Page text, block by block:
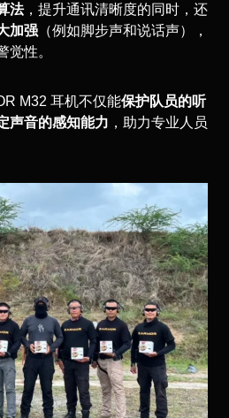
法，提升通讯清晰度的同时，还
加强 （例如脚步声和说话声），
觉性。
M32 耳机不仅能保护队员的听
声音的感知能力 ，助力专业人员